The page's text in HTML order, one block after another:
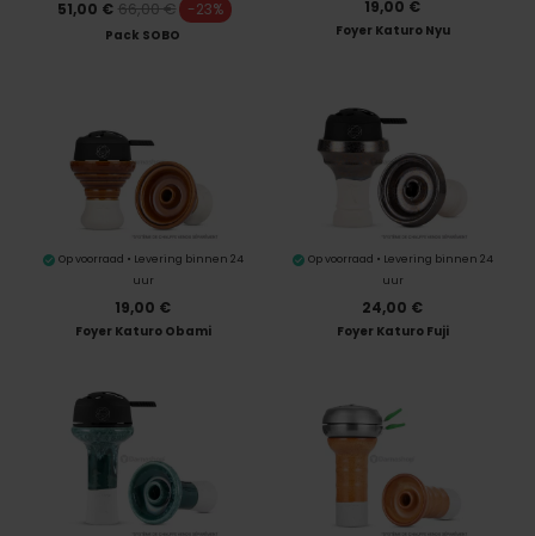
51,00 € 66,00 € -23%
Pack SOBO
19,00 €
Foyer Katuro Nyu
Op voorraad • Levering binnen 24
uur
19,00 €
Foyer Katuro Obami
Op voorraad • Levering binnen 24
uur
24,00 €
Foyer Katuro Fuji